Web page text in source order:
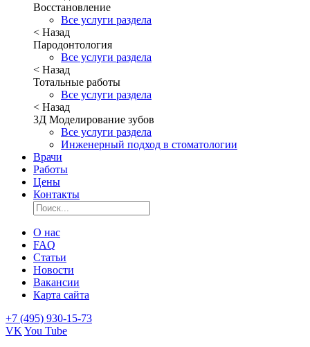
Восстановление
Все услуги раздела
< Назад
Пародонтология
Все услуги раздела
< Назад
Тотальные работы
Все услуги раздела
< Назад
3Д Моделирование зубов
Все услуги раздела
Инженерный подход в стоматологии
Врачи
Работы
Цены
Контакты
О нас
FAQ
Статьи
Новости
Вакансии
Карта сайта
+7 (495) 930-15-73
VK You Tube